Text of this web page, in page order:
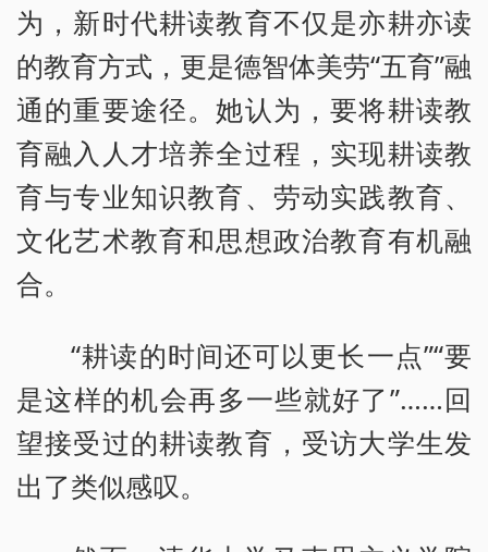
为，新时代耕读教育不仅是亦耕亦读
的教育方式，更是德智体美劳“五育”融
通的重要途径。她认为，要将耕读教
育融入人才培养全过程，实现耕读教
育与专业知识教育、劳动实践教育、
文化艺术教育和思想政治教育有机融
合。
“耕读的时间还可以更长一点”“要
是这样的机会再多一些就好了”……回
望接受过的耕读教育，受访大学生发
出了类似感叹。